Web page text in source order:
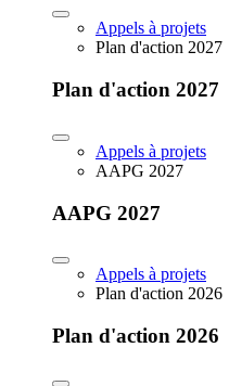
Appels à projets
Plan d'action 2027
Plan d'action 2027
Appels à projets
AAPG 2027
AAPG 2027
Appels à projets
Plan d'action 2026
Plan d'action 2026